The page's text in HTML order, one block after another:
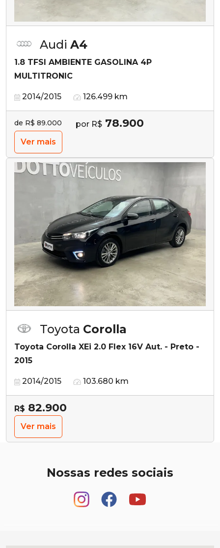
Audi A4
1.8 TFSI AMBIENTE GASOLINA 4P
MULTITRONIC
2014/2015 126.499 km
de R$ 89.000 por R$ 78.900
Ver mais
Toyota Corolla
Toyota Corolla XEi 2.0 Flex 16V Aut. - Preto -
2015
2014/2015 103.680 km
R$ 82.900
Ver mais
Nossas redes sociais